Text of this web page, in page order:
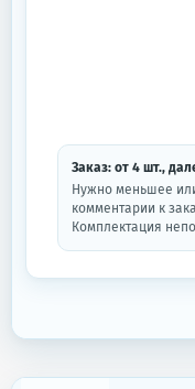
Заказ: от 4 шт.,
Нужно меньшее
комментарии к
Комплектация